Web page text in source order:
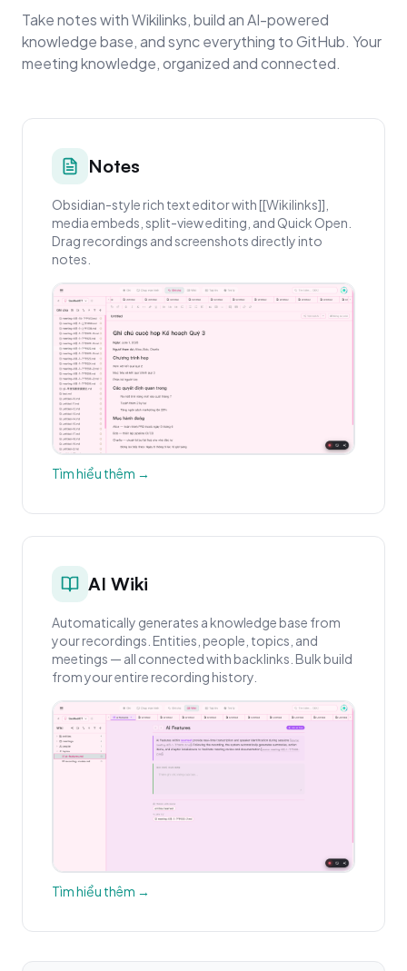
Take notes with Wikilinks, build an AI-powered
knowledge base, and sync everything to GitHub. Your
meeting knowledge, organized and connected.
Notes
Obsidian-style rich text editor with [[Wikilinks]],
media embeds, split-view editing, and Quick Open.
Drag recordings and screenshots directly into
notes.
Tìm hiểu thêm →
AI Wiki
Automatically generates a knowledge base from
your recordings. Entities, people, topics, and
meetings — all connected with backlinks. Bulk build
from your entire recording history.
Tìm hiểu thêm →